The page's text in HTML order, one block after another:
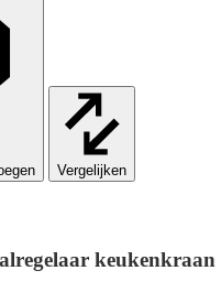
Vergelijken
keukenkraan